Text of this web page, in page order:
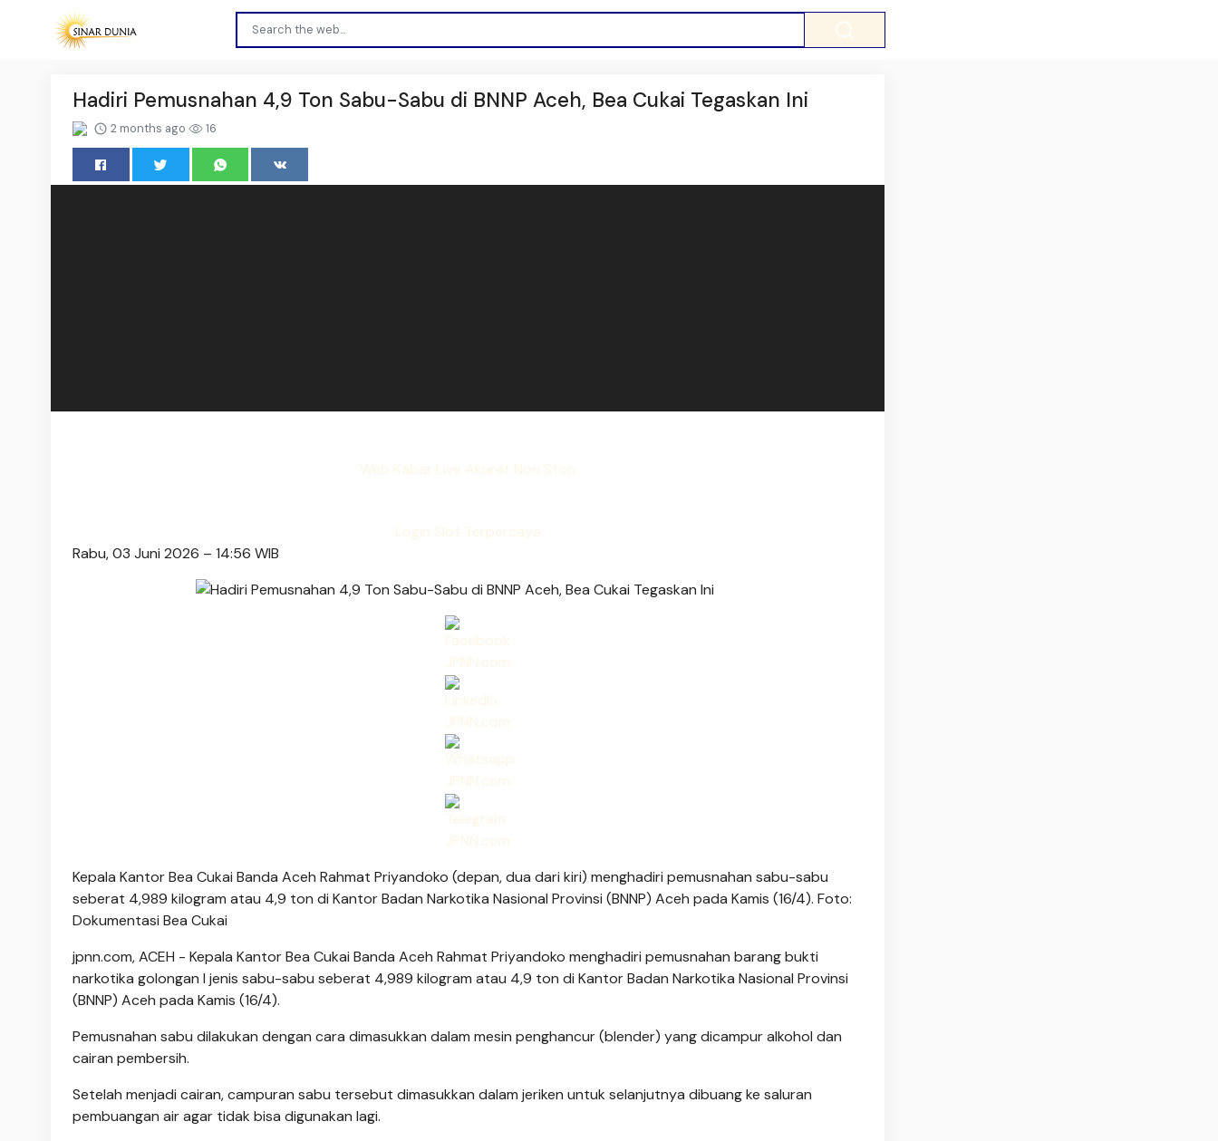
Hadiri Pemusnahan 4,9 Ton Sabu-Sabu di BNNP Aceh, Bea Cukai Tegaskan Ini
2 months ago 16
Web Kabar Live Akurat Non Stop
Login Slot Terpercaya
Rabu, 03 Juni 2026 – 14:56 WIB
Kepala Kantor Bea Cukai Banda Aceh Rahmat Priyandoko (depan, dua dari kiri) menghadiri pemusnahan sabu-sabu
seberat 4,989 kilogram atau 4,9 ton di Kantor Badan Narkotika Nasional Provinsi (BNNP) Aceh pada Kamis (16/4). Foto:
Dokumentasi Bea Cukai
jpnn.com, ACEH - Kepala Kantor Bea Cukai Banda Aceh Rahmat Priyandoko menghadiri pemusnahan barang bukti
narkotika golongan I jenis sabu-sabu seberat 4,989 kilogram atau 4,9 ton di Kantor Badan Narkotika Nasional Provinsi
(BNNP) Aceh pada Kamis (16/4).
Pemusnahan sabu dilakukan dengan cara dimasukkan dalam mesin penghancur (blender) yang dicampur alkohol dan
cairan pembersih.
Setelah menjadi cairan, campuran sabu tersebut dimasukkan dalam jeriken untuk selanjutnya dibuang ke saluran
pembuangan air agar tidak bisa digunakan lagi.